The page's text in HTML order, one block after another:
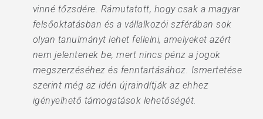
vinné tőzsdére. Rámutatott, hogy csak a magyar
felsőoktatásban és a vállalkozói szférában sok
olyan tanulmányt lehet fellelni, amelyeket azért
nem jelentenek be, mert nincs pénz a jogok
megszerzéséhez és fenntartásához. Ismertetése
szerint még az idén újraindítják az ehhez
igényelhető támogatások lehetőségét.